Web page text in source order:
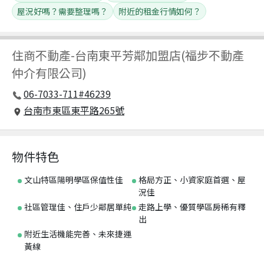
住商不動產-台南東平芳鄰加盟店(福步不動產
仲介有限公司)
06-7033-711#46239
台南市東區東平路265號
屋況好嗎？需要整理嗎？
附近的租金行情如何？
物件特色
文山特區陽明學區保值性佳
格局方正、小資家庭首選、屋
況佳
社區管理佳、住戶少鄰居單純 走路上學、優質學區房稀有釋
出
附近生活機能完善、未來捷運
黃線